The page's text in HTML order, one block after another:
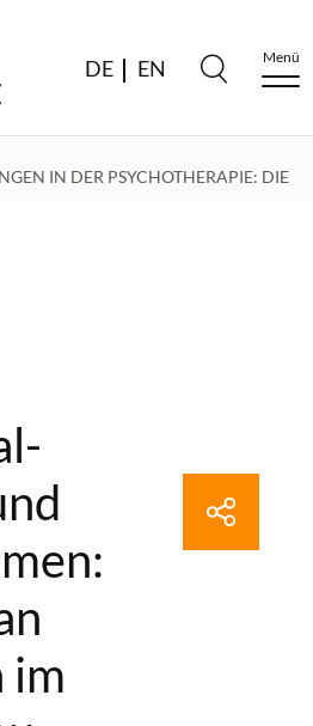
DE EN Menü
IN DER PSYCHOTHERAPIE: DIE
im